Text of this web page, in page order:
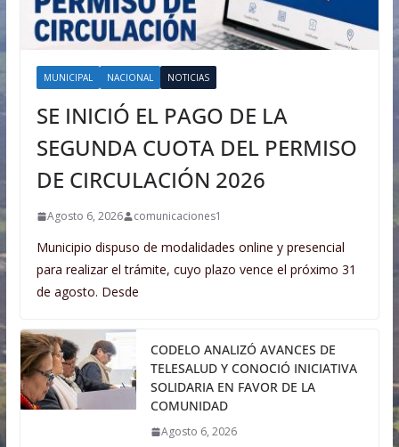
MUNICIPAL NACIONAL NOTICIAS
SE INICIÓ EL PAGO DE LA
SEGUNDA CUOTA DEL PERMISO
DE CIRCULACIÓN 2026
Agosto 6, 2026 comunicaciones1
Municipio dispuso de modalidades online y presencial
para realizar el trámite, cuyo plazo vence el próximo 31
de agosto. Desde
CODELO ANALIZÓ AVANCES DE
TELESALUD Y CONOCIÓ INICIATIVA
SOLIDARIA EN FAVOR DE LA
COMUNIDAD
Agosto 6, 2026